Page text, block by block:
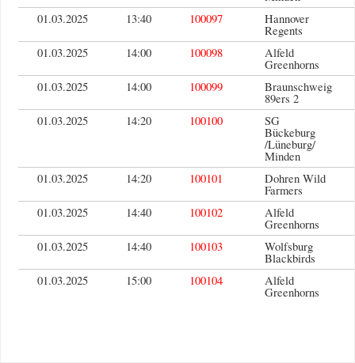
01.03.2025
13:40 100097 Hannover
Regents
01.03.2025
14:00 100098 Alfeld
Greenhorns
01.03.2025
14:00 100099 Braunschweig
89ers 2
01.03.2025
14:20 100100 SG
Bückeburg
/Lüneburg/
Minden
01.03.2025
14:20 100101 Dohren Wild
Farmers
01.03.2025
14:40 100102 Alfeld
Greenhorns
01.03.2025
14:40 100103 Wolfsburg
Blackbirds
01.03.2025
15:00 100104 Alfeld
Greenhorns